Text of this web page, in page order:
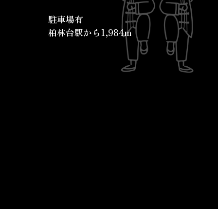
駐車場有
柏林台駅から1,984m